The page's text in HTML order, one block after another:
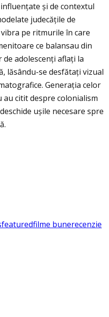
și de contextul
judecăţile de
pe ritmurile în care
ce balansau din
adolescenți aflați la
lăsându-se desfătaţi vizual
Generația celor
citit despre colonialism
ușile necesare spre
featuredfilme bunerecenzie